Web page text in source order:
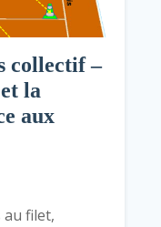
collectif –
la
aux
au filet,